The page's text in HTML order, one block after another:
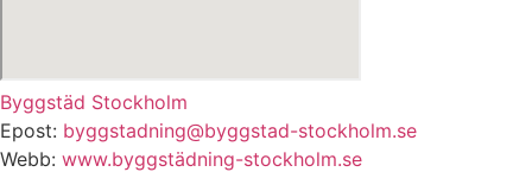
Byggstäd Stockholm
Epost: byggstadning@byggstad-stockholm.se
Webb: www.byggstädning-stockholm.se